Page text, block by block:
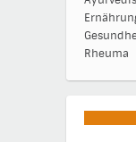
Rheuma